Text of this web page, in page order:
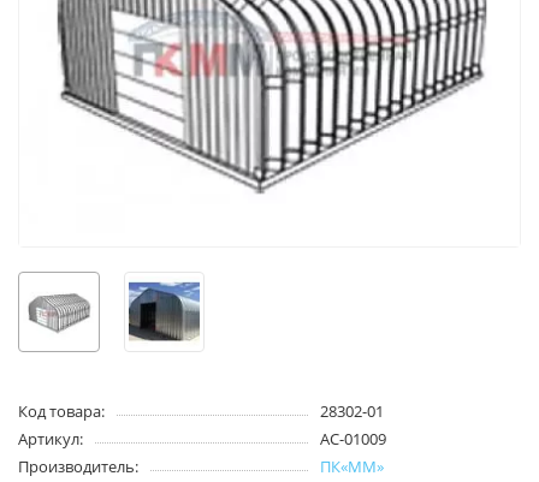
Код товара:
28302-01
Артикул:
AC-01009
Производитель:
ПК«ММ»